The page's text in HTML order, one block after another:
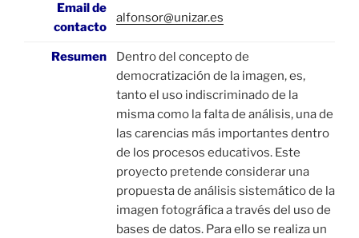
Email de
contacto
alfonsor@unizar.es
Resumen
Dentro del concepto de
democratización de la imagen, es,
tanto el uso indiscriminado de la
misma como la falta de análisis, una de
las carencias más importantes dentro
de los procesos educativos. Este
proyecto pretende considerar una
propuesta de análisis sistemático de la
imagen fotográfica a través del uso de
bases de datos. Para ello se realiza un